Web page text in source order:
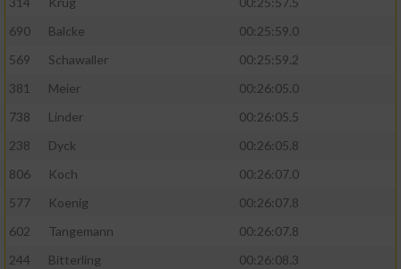
690
Balcke
00:25:59.0
569
Schawaller
00:25:59.2
381
Meier
00:26:05.0
738
Linder
00:26:05.5
238
Dyck
00:26:05.8
806
Koch
00:26:07.0
577
Koenig
00:26:07.8
602
Tangemann
00:26:07.8
244
Bitterling
00:26:08.3